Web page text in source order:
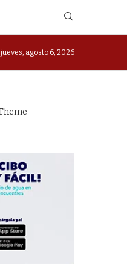
jueves, agosto 6, 2026